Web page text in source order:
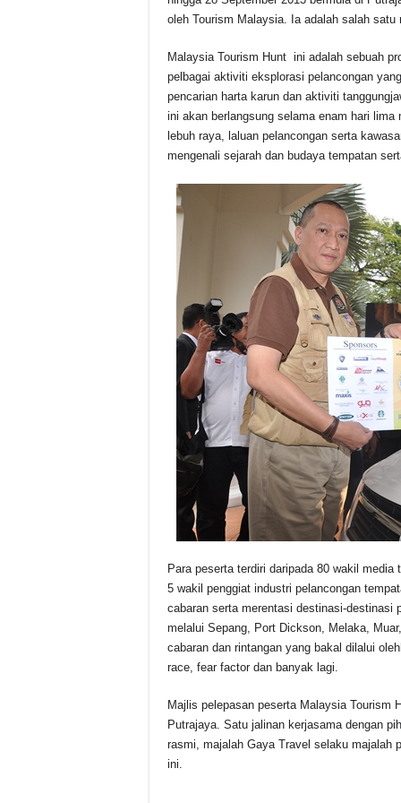
oleh Tourism Malaysia. Ia adalah salah
Malaysia Tourism Hunt ini adalah sebuah
pelbagai aktiviti eksplorasi pelancongan
pencarian harta karun dan aktiviti
ini akan berlangsung selama enam hari
lebuh raya, laluan pelancongan serta
mengenali sejarah dan budaya tempatan
Para peserta terdiri daripada 80 wakil media
5 wakil penggiat industri pelancongan
cabaran serta merentasi destinasi-destinasi
melalui Sepang, Port Dickson, Melaka,
cabaran dan rintangan yang bakal dilalui
race, fear factor dan banyak lagi.
Majlis pelepasan peserta Malaysia Tourism
Putrajaya. Satu jalinan kerjasama dengan
rasmi, majalah Gaya Travel selaku majalah
ini.